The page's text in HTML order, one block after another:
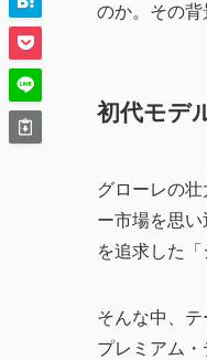
のか。その背
初代モデ
グローレの
ー市場を思
を追求した
そんな中、
プレミアム・